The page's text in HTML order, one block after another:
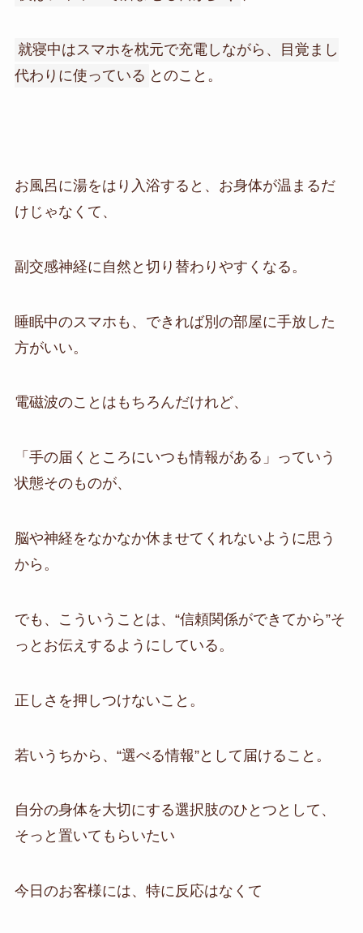
就寝中はスマホを枕元で充電しながら、目覚まし
代わりに使っている とのこと。
お風呂に湯をはり入浴すると、お身体が温まるだ
けじゃなくて、
副交感神経に自然と切り替わりやすくなる。
睡眠中のスマホも、できれば別の部屋に手放した
方がいい。
電磁波のことはもちろんだけれど、
「手の届くところにいつも情報がある」っていう
状態そのものが、
脳や神経をなかなか休ませてくれないように思う
から。
でも、こういうことは、“信頼関係ができてから”そ
っとお伝えするようにしている。
正しさを押しつけないこと。
若いうちから、“選べる情報”として届けること。
自分の身体を大切にする選択肢のひとつとして、
そっと置いてもらいたい
今日のお客様には、特に反応はなくて